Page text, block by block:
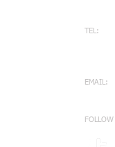
TEL:
EMAIL: